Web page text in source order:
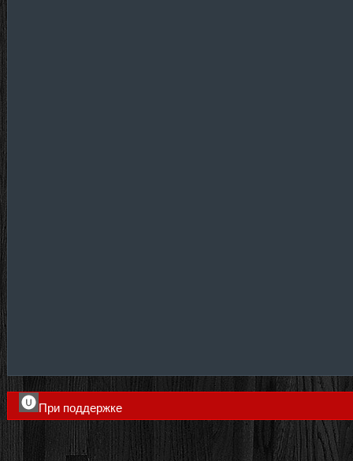
При поддержке